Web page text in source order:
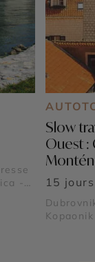
-
Slow
Ouest :
15